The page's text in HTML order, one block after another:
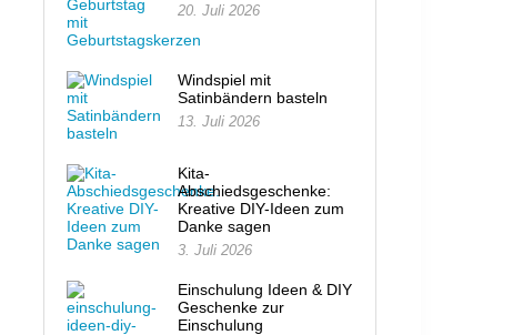
20. Juli 2026
Windspiel mit
Satinbändern basteln
13. Juli 2026
Kita-
Abschiedsgeschenke:
Kreative DIY-Ideen zum
Danke sagen
3. Juli 2026
Einschulung Ideen & DIY
Geschenke zur
Einschulung